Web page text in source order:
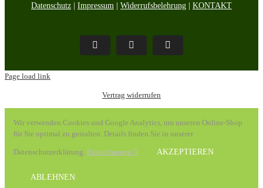
Datenschutz | Impressum | Widerrufsbelehrung | KONTAKT
Pinterest FacebookInstagram
Page load link
Vertrag widerrufen
Wir verwenden Cookies und Google Analytics, um unseren Online-Shop
für Sie optimal zu gestalten. Details finden Sie in unserer
Datenschutzerklärung. Einstellungen AKZEPTIEREN
ABLEHNEN